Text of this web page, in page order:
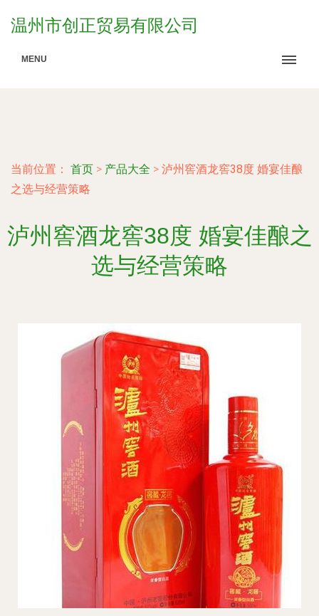
温州市创正贸易有限公司
MENU
当前位置： 首页 > 产品大全 > 泸州窖酒龙窖38度 婚宴佳酿
之选与经营策略
泸州窖酒龙窖38度 婚宴佳酿之
选与经营策略